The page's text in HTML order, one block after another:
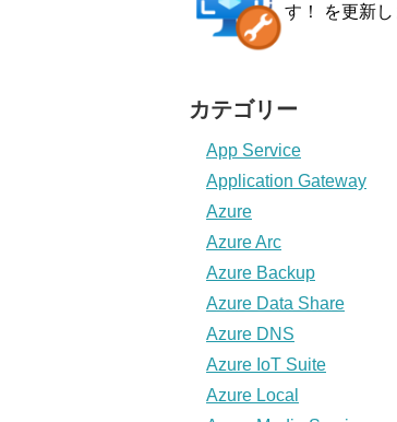
す！
を更新
カテゴリー
App Service
Application Gateway
Azure
Azure Arc
Azure Backup
Azure Data Share
Azure DNS
Azure IoT Suite
Azure Local